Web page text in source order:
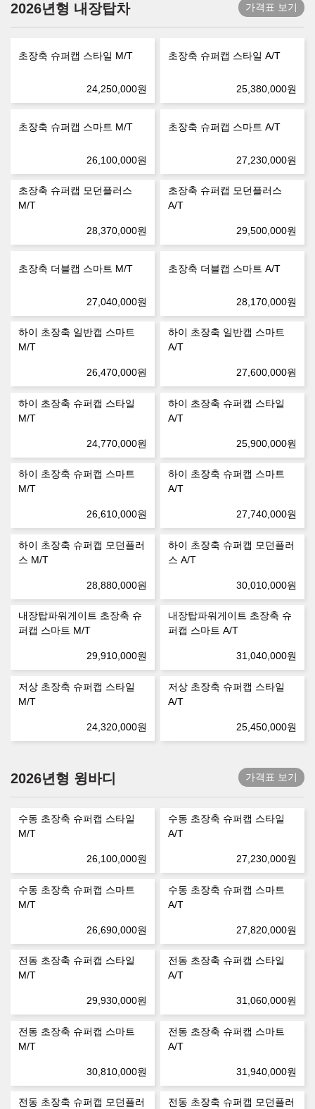
2026년형 내장탑차 가격표 보기
초장축 슈퍼캡 스타일 M/T
24,250,000원
초장축 슈퍼캡 스타일 A/T
25,380,000원
초장축 슈퍼캡 스마트 M/T
26,100,000원
초장축 슈퍼캡 스마트 A/T
27,230,000원
초장축 슈퍼캡 모던플러스
M/T
28,370,000원
초장축 슈퍼캡 모던플러스
A/T
29,500,000원
초장축 더블캡 스마트 M/T
27,040,000원
초장축 더블캡 스마트 A/T
28,170,000원
하이 초장축 일반캡 스마트
M/T
26,470,000원
하이 초장축 일반캡 스마트
A/T
27,600,000원
하이 초장축 슈퍼캡 스타일
M/T
24,770,000원
하이 초장축 슈퍼캡 스타일
A/T
25,900,000원
하이 초장축 슈퍼캡 스마트
M/T
26,610,000원
하이 초장축 슈퍼캡 스마트
A/T
27,740,000원
하이 초장축 슈퍼캡 모던플러
스 M/T
28,880,000원
하이 초장축 슈퍼캡 모던플러
스 A/T
30,010,000원
내장탑파워게이트 초장축 슈
퍼캡 스마트 M/T
29,910,000원
내장탑파워게이트 초장축 슈
퍼캡 스마트 A/T
31,040,000원
저상 초장축 슈퍼캡 스타일
M/T
24,320,000원
저상 초장축 슈퍼캡 스타일
A/T
25,450,000원
2026년형 윙바디 가격표 보기
수동 초장축 슈퍼캡 스타일
M/T
26,100,000원
수동 초장축 슈퍼캡 스타일
A/T
27,230,000원
수동 초장축 슈퍼캡 스마트
M/T
26,690,000원
수동 초장축 슈퍼캡 스마트
A/T
27,820,000원
전동 초장축 슈퍼캡 스타일
M/T
29,930,000원
전동 초장축 슈퍼캡 스타일
A/T
31,060,000원
전동 초장축 슈퍼캡 스마트
M/T
30,810,000원
전동 초장축 슈퍼캡 스마트
A/T
31,940,000원
전동 초장축 슈퍼캡 모던플러
전동 초장축 슈퍼캡 모던플러